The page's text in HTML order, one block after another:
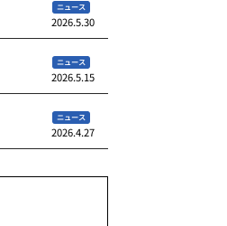
ニュース
2026.5.30
ニュース
2026.5.15
ニュース
2026.4.27